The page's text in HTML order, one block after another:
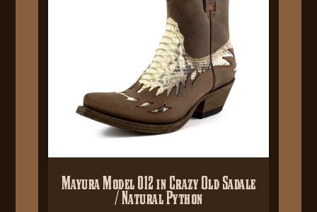
Mayura Model 012 in Crazy Old Sadale
/ Natural Python